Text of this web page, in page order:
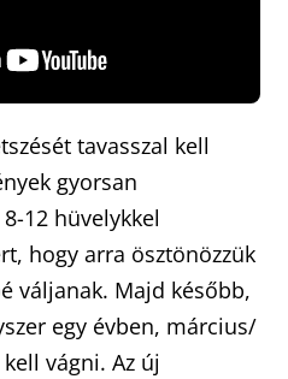
tavasszal kell
gyorsan
12 hüvelykkel
hogy arra ösztönözzük
váljanak. Majd később,
egy évben, március/
vágni. Az új